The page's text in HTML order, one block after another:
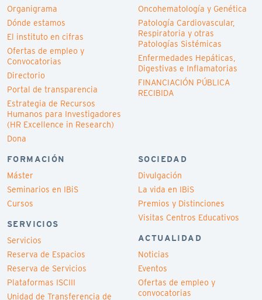
Organigrama
Dónde estamos
El instituto en cifras
Ofertas de empleo y
Convocatorias
Directorio
Portal de transparencia
Estrategia de Recursos
Humanos para Investigadores
(HR Excellence in Research)
Dona
Oncohematología y Genética
Patología Cardiovascular,
Respiratoria y otras
Patologías Sistémicas
Enfermedades Hepáticas,
Digestivas e Inflamatorias
FINANCIACIÓN PÚBLICA
RECIBIDA
FORMACIÓN
Máster
Seminarios en IBiS
Cursos
SERVICIOS
Servicios
Reserva de Espacios
Reserva de Servicios
Plataformas ISCIII
Unidad de Transferencia de
SOCIEDAD
Divulgación
La vida en IBiS
Premios y Distinciones
Visitas Centros Educativos
ACTUALIDAD
Noticias
Eventos
Ofertas de empleo y
convocatorias